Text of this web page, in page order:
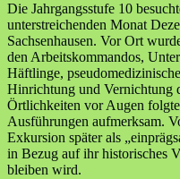
Die Jahrgangsstufe 10
unterstreichenden Monat
Sachsenhausen. Vor Ort
den Arbeitskommandos,
Häftlinge,
Hinrichtung und Vernichtung
Örtlichkeiten vor Augen
Ausführungen aufmerksam.
Exkursion später als
in Bezug auf ihr historisches
bleiben wird.